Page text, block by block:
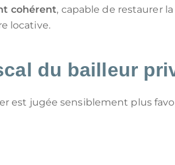
cohérent, capable de restaurer
locative.
du bailleur
est jugée sensiblement plus